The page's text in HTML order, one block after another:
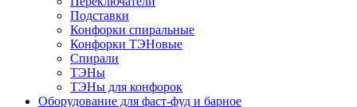
Подставки
Конфорки спиральные
Конфорки ТЭНовые
Спирали
ТЭНы
ТЭНы для конфорок
Оборудование для фаст-фуд и барное